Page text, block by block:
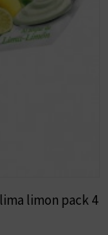
limon pack 4